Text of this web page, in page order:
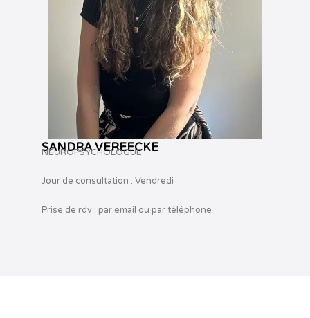
SANDRA VEREECKE
NEUROPSYCHOLOGUE
Jour de consultation : Vendredi
Prise de rdv : par email ou par téléphone